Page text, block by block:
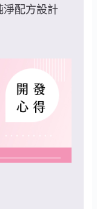
淨配方設計